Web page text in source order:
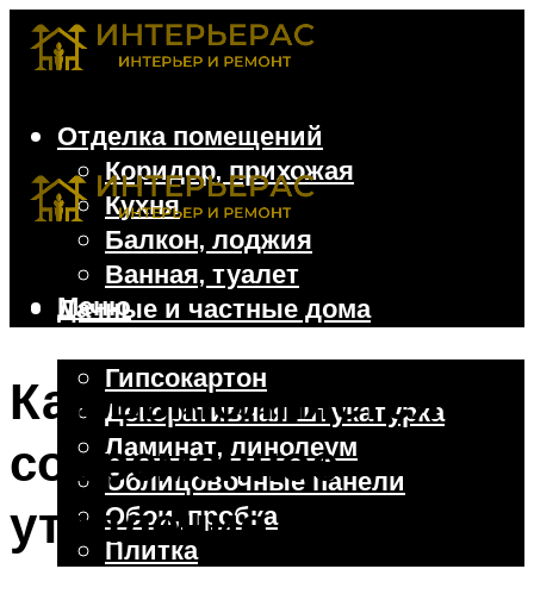
Отделка помещений
Коридор, прихожая
Кухня
Балкон, лоджия
Ванная, туалет
Дачные и частные дома
Гипсокартон
Декоративная штукатурка
Ламинат, линолеум
Облицовочные панели
Обои, пробка
Плитка
Меню
Как выполняется
современное
утепление балкона